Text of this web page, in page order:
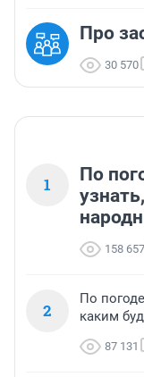
Про
30 570
1
По
158 657
2
По
каким
87 131